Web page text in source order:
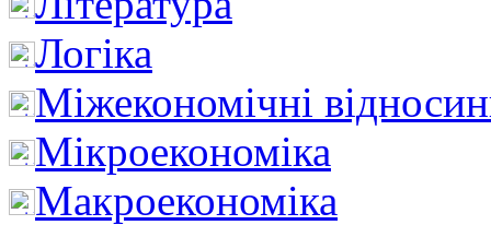
Логіка
Міжекономічні
Мікроекономіка
Макроекономіка